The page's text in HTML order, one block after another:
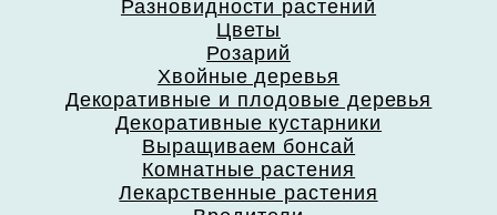
Разновидности растений
Цветы
Розарий
Хвойные деревья
Декоративные и плодовые деревья
Декоративные кустарники
Выращиваем бонсай
Комнатные растения
Лекарственные растения